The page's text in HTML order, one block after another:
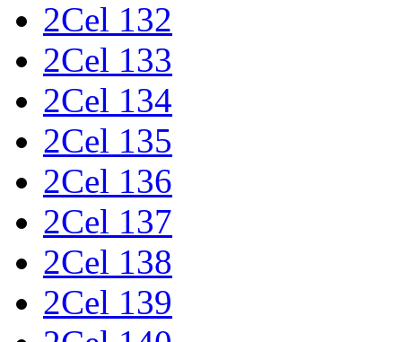
2Cel 132
2Cel 133
2Cel 134
2Cel 135
2Cel 136
2Cel 137
2Cel 138
2Cel 139